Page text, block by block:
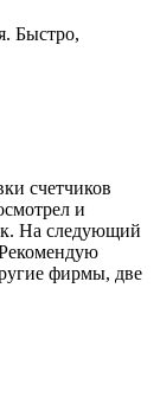
Быстро,
счетчиков
и
На следующий
фирмы, две